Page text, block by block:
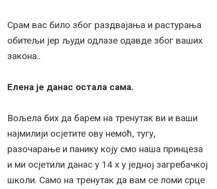
Срам вас било због раздвајања и растурања
обитељи јер људи одлазе одавде због ваших
закона..
Елена је данас остала сама.
Вољела бих да барем на тренутак ви и ваши
најмилији осјетите ову немоћ, тугу,
разочарање и панику коју смо наша принцеза
и ми осјетили данас у 14 х у једној загребачкој
школи. Само на тренутак да вам се ломи срце